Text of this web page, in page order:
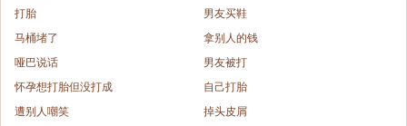
打胎
男友买鞋
马桶堵了
拿别人的钱
哑巴说话
男友被打
怀孕想打胎但没打成
自己打胎
遭别人嘲笑
掉头皮屑